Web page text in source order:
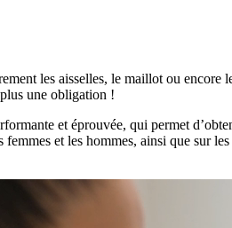
les aisselles, le maillot ou encore
une obligation !
et éprouvée, qui permet
et les hommes, ainsi que sur